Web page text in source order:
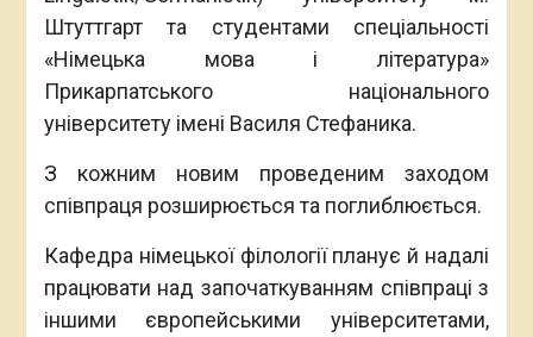
Штуттгарт та студентами спеціальності
«Німецька мова і література»
Прикарпатського національного
університету імені Василя Стефаника.
З кожним новим проведеним заходом
співпраця розширюється та поглиблюється.
Кафедра німецької філології планує й надалі
працювати над започаткуванням співпраці з
іншими європейськими університетами,